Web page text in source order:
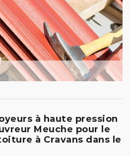
à haute pression
Meuche pour le
à Cravans dans le